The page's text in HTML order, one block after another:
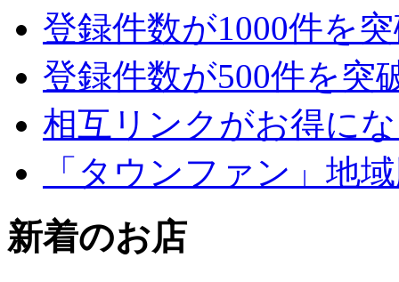
登録件数が1000件を
登録件数が500件を突
相互リンクがお得に
「タウンファン」地
新着のお店